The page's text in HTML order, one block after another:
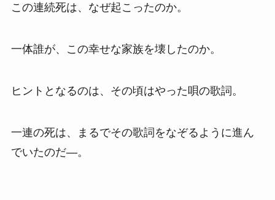
この連続死は、なぜ起こったのか。
一体誰が、この幸せな家族を壊したのか。
ヒントとなるのは、その頃はやった唄の歌詞。
一連の死は、まるでその歌詞をなぞるように進ん
でいたのだ―。